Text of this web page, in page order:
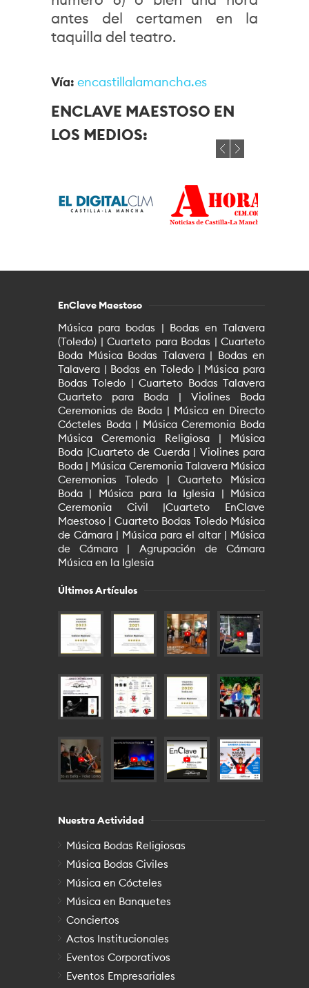
antes del certamen en la
taquilla del teatro.
Vía: encastillalamancha.es
ENCLAVE MAESTOSO EN
LOS MEDIOS:
EnClave Maestoso
Música para bodas | Bodas en Talavera
(Toledo) | Cuarteto para Bodas | Cuarteto
Boda Música Bodas Talavera | Bodas en
Talavera | Bodas en Toledo | Música para
Bodas Toledo | Cuarteto Bodas Talavera
Cuarteto para Boda | Violines Boda
Ceremonias de Boda | Música en Directo
Cócteles Boda | Música Ceremonia Boda
Música Ceremonia Religiosa | Música
Boda |Cuarteto de Cuerda | Violines para
Boda | Música Ceremonia Talavera Música
Ceremonias Toledo | Cuarteto Música
Boda | Música para la Iglesia | Música
Ceremonia Civil |Cuarteto EnClave
Maestoso | Cuarteto Bodas Toledo Música
de Cámara | Música para el altar | Música
de Cámara | Agrupación de Cámara
Música en la Iglesia
Últimos Artículos
Nuestra Actividad
Música Bodas Religiosas
Música Bodas Civiles
Música en Cócteles
Música en Banquetes
Conciertos
Actos Institucionales
Eventos Corporativos
Eventos Empresariales